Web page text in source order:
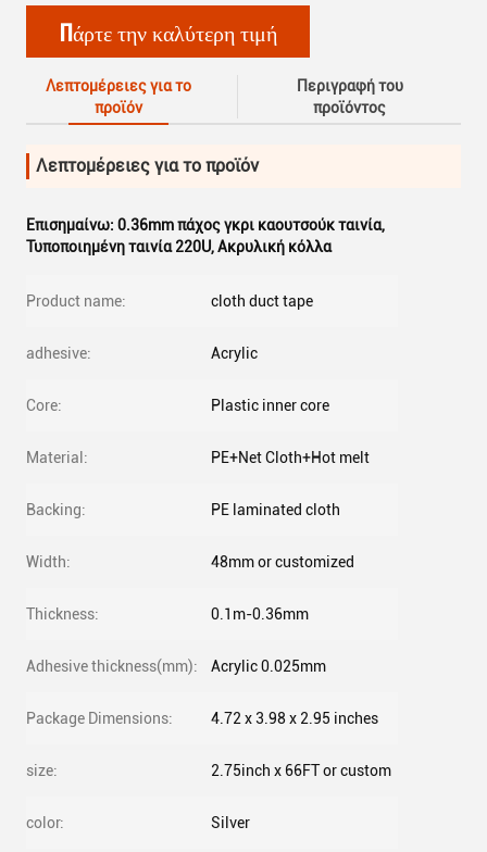
Πάρτε την καλύτερη τιμή
Λεπτομέρειες για το
προϊόν
Περιγραφή του
προϊόντος
Λεπτομέρειες για το προϊόν
Επισημαίνω: 0.36mm πάχος γκρι καουτσούκ ταινία,
Τυποποιημένη ταινία 220U,Ακρυλική κόλλα
Product name: cloth duct tape
adhesive: Acrylic
Core: Plastic inner core
Material: PE+Net Cloth+Hot melt
Backing: PE laminated cloth
Width: 48mm or customized
Thickness: 0.1m-0.36mm
Adhesive thickness(mm): Acrylic 0.025mm
Package Dimensions: 4.72 x 3.98 x 2.95 inches
size: ‎2.75inch x 66FT or custom
color: ‎Silver